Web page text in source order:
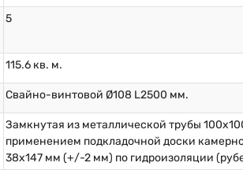
5
115.6 кв. м.
Свайно-винтовой Ø108 L2500 мм.
Замкнутая из металлической трубы
применением подкладочной доски
38х147 мм (+/-2 мм) по гидроизоляции